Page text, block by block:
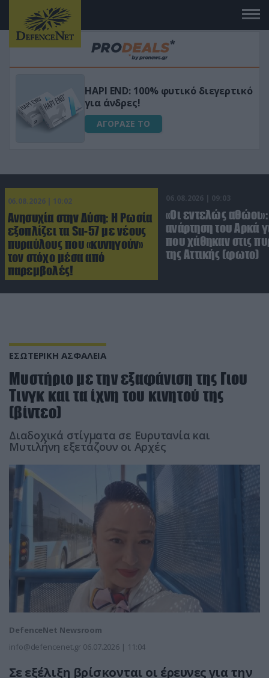
Μεταμόρφωσε τον κήπο σου με το
Ultra Box Μίνι Αλυσοπρίονο με
μπαταρία λιθίου
ΑΓΟΡΑΣΕ ΤΟ
06.08.2026 | 10:02
Ανησυχία στην Δύση: H Ρωσία
εξοπλίζει τα Su-57 με νέους
πυραύλους που «κυνηγούν»
τον στόχο μέσα από
παρεμβολές!
06.08.2026 | 09:03
«Οι εντελώς
ανάρτηση του Αρκά
που χάθηκαν στις
της Αττικής (φωτο)
ΕΣΩΤΕΡΙΚΗ ΑΣΦΑΛΕΙΑ
Μυστήριο με την εξαφάνιση της Γιου
Τινγκ και τα ίχνη του κινητού της
(βίντεο)
Διαδοχικά στίγματα σε Ευρυτανία και
Μυτιλήνη εξετάζουν οι Αρχές
DefenceNet Newsroom
info@defencenet.gr 06.07.2026 | 11:04
Σε εξέλιξη βρίσκονται οι έρευνες για την